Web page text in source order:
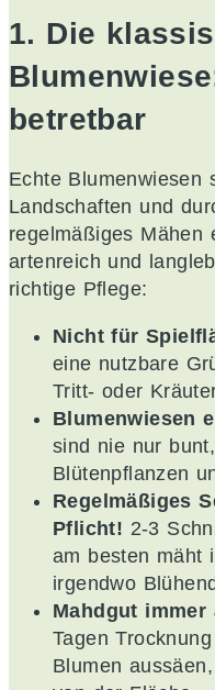
1. Die
betretbar
Echte Blumenwiesen
Landschaften und
regelmäßiges Mähen
artenreich und
richtige Pflege:
Nicht für
eine nutzbare
Tritt- oder
Blumenwiesen
sind nie nur
Blütenpflanzen
Regelmäßiges
Pflicht! 2-3
am besten mäht
irgendwo
Mahdgut immer
Tagen
Blumen